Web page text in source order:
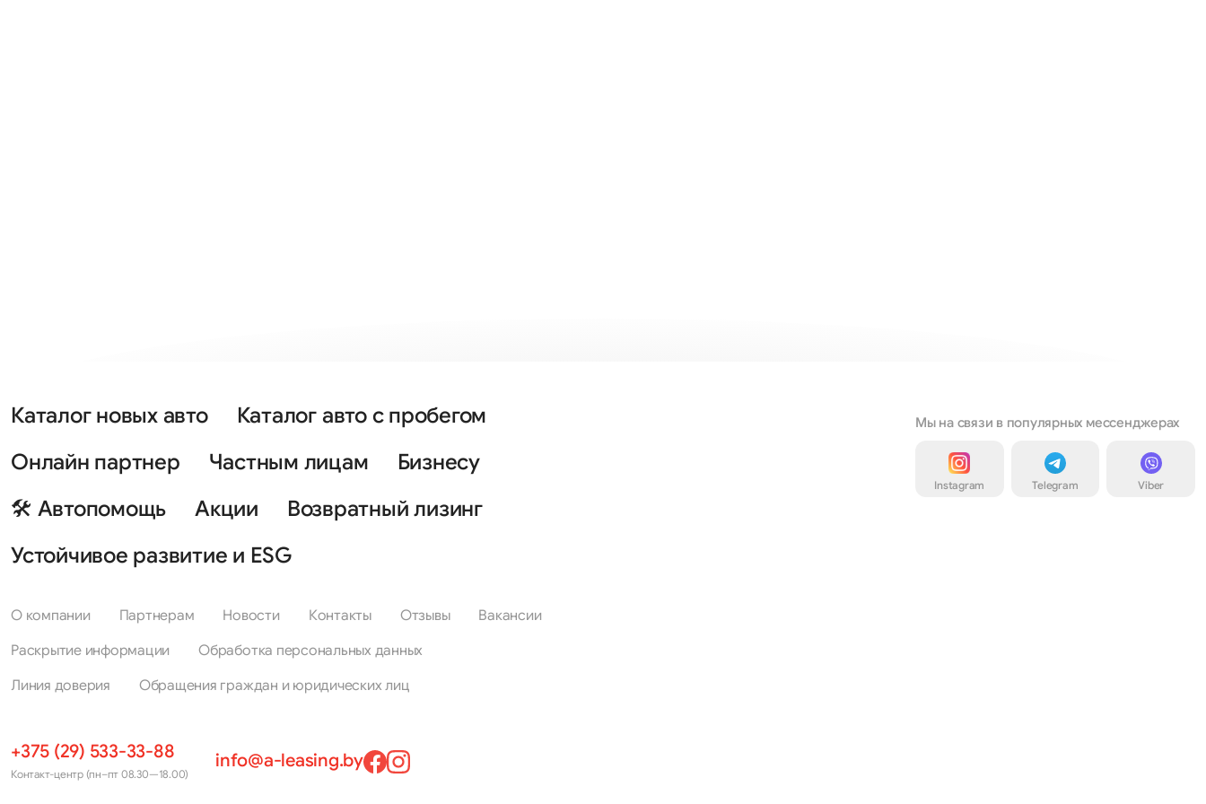
Каталог новых авто
Каталог авто с пробегом
Онлайн партнер
Частным лицам
Бизнесу
🛠 Автопомощь
Акции
Возвратный лизинг
Устойчивое развитие и ESG
О компании Партнерам Новости Контакты Отзывы
Вакансии
Раскрытие информации
Обработка персональных данных
Линия доверия
Обращения граждан и юридических лиц
+375 (29) 533-33-88
Контакт-центр (пн–пт 08.30—18.00)
info@a-leasing.by
Мы на связи в популярных мессенджерах
Instagram Telegram Viber